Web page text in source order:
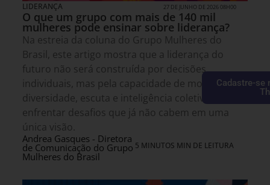
LIDERANÇA 27 DE JUNHO DE 2026 08H00
O que um grupo com mais de 140 mil
mulheres pode ensinar sobre liderança?
Na estreia da coluna do Grupo Mulheres do
Brasil, este artigo mostra que a liderança do
futuro não será construída por decisões
individuais, mas pela capacidade de mobilizar
diversidade, escuta e inteligência coletiva para
enfrentar desafios que já não cabem em uma
única visão.
Andrea Gasques - Diretora
de Comunicação do Grupo
Mulheres do Brasil
5 MINUTOS MIN DE LEITURA
Cadastre-se